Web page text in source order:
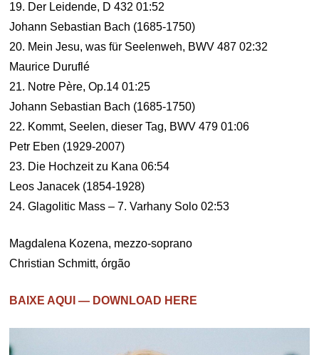
19. Der Leidende, D 432 01:52
Johann Sebastian Bach (1685-1750)
20. Mein Jesu, was für Seelenweh, BWV 487 02:32
Maurice Duruflé
21. Notre Père, Op.14 01:25
Johann Sebastian Bach (1685-1750)
22. Kommt, Seelen, dieser Tag, BWV 479 01:06
Petr Eben (1929-2007)
23. Die Hochzeit zu Kana 06:54
Leos Janacek (1854-1928)
24. Glagolitic Mass – 7. Varhany Solo 02:53
Magdalena Kozena, mezzo-soprano
Christian Schmitt, órgão
BAIXE AQUI — DOWNLOAD HERE